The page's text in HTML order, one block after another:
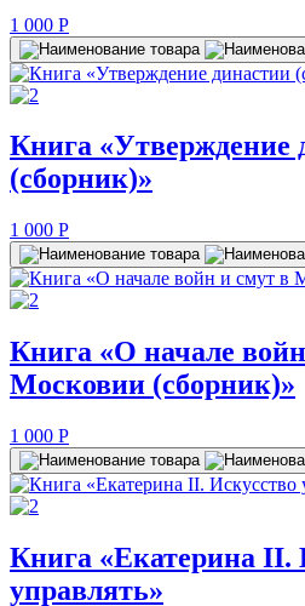
1 000 P
Книга «Утверждение
(сборник)»
1 000 P
Книга «О начале
Московии (сборник)»
1 000 P
Книга «Екатерина II.
управлять»